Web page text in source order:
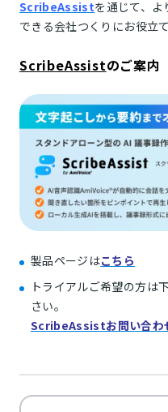
ScribeAssistを通じて、
できる会社つくりにお役立
ScribeAssistのご案内
製品ページはこちら
トライアルご希望の方は
さい。
ScribeAssistお問い合わ